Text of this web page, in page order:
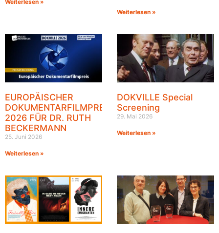
Weiterlesen »
Weiterlesen »
EUROPÄISCHER
DOKUMENTARFILMPREIS
2026 FÜR DR. RUTH
BECKERMANN
25. Juni 2026
Weiterlesen »
DOKVILLE Special
Screening
29. Mai 2026
Weiterlesen »